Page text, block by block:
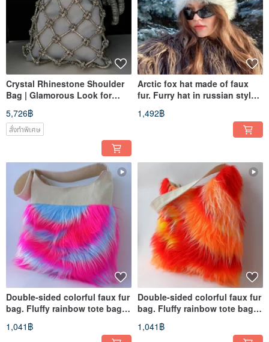
Crystal Rhinestone Shoulder
Bag | Glamorous Look for
Wedding, Party, or Evening
5,726฿
สั่งทำพิเศษ
Arctic fox hat made of faux
fur. Furry hat in russian style.
Slavic girl hat.
1,492฿
Double-sided colorful faux fur
bag. Fluffy rainbow tote bag.
Rave multicolor fes
1,041฿
Double-sided colorful faux fur
bag. Fluffy rainbow tote bag.
Shaggy fur bag.
1,041฿